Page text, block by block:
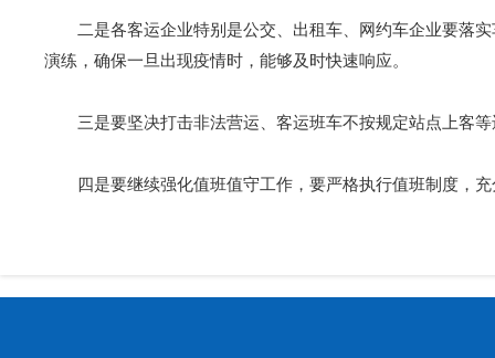
二是各客运企业特别是公交、出租车、网约车企业要落实
演练，确保一旦出现疫情时，能够及时快速响应。
三是要坚决打击非法营运、客运班车不按规定站点上客等
四是要继续强化值班值守工作，要严格执行值班制度，充